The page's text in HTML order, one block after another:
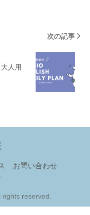
次の記事
人用
お問い合わせ
rights reserved.